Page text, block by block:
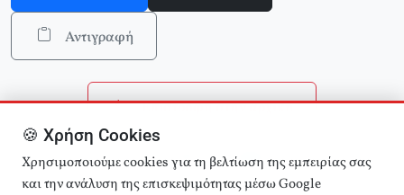
Αντιγραφή
Επιστροφή στην αρχική
Αναζήτηση άρθρων
🍪 Χρήση Cookies
Χρησιμοποιούμε cookies για τη βελτίωση της εμπειρίας σας
και την ανάλυση της επισκεψιμότητας μέσω Google